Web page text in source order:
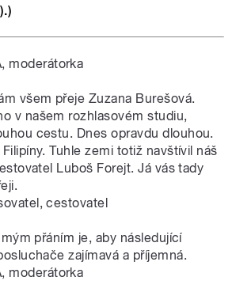
moderátorka
všem přeje Zuzana Burešová.
v našem rozhlasovém studiu,
cestu. Dnes opravdu dlouhou.
Tuhle zemi totiž navštívil náš
Luboš Forejt. Já vás tady
cestovatel
přáním je, aby následující
zajímavá a příjemná.
moderátorka